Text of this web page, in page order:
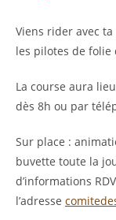
Viens rider avec ta
les pilotes de
La course aura
dès 8h ou par
Sur place :
buvette toute la
d’informations
l’adresse